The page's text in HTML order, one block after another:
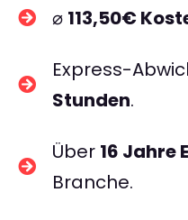
⌀ 113,50€
Express-
Stunden.
Über 16 Jahre
Branche.